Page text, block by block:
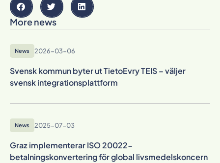
More news
News 2026-03-06
Svensk kommun byter ut TietoEvry TEIS – väljer
svensk integrationsplattform
News 2025-07-03
Graz implementerar ISO 20022-
betalningskonvertering för global livsmedelskoncern